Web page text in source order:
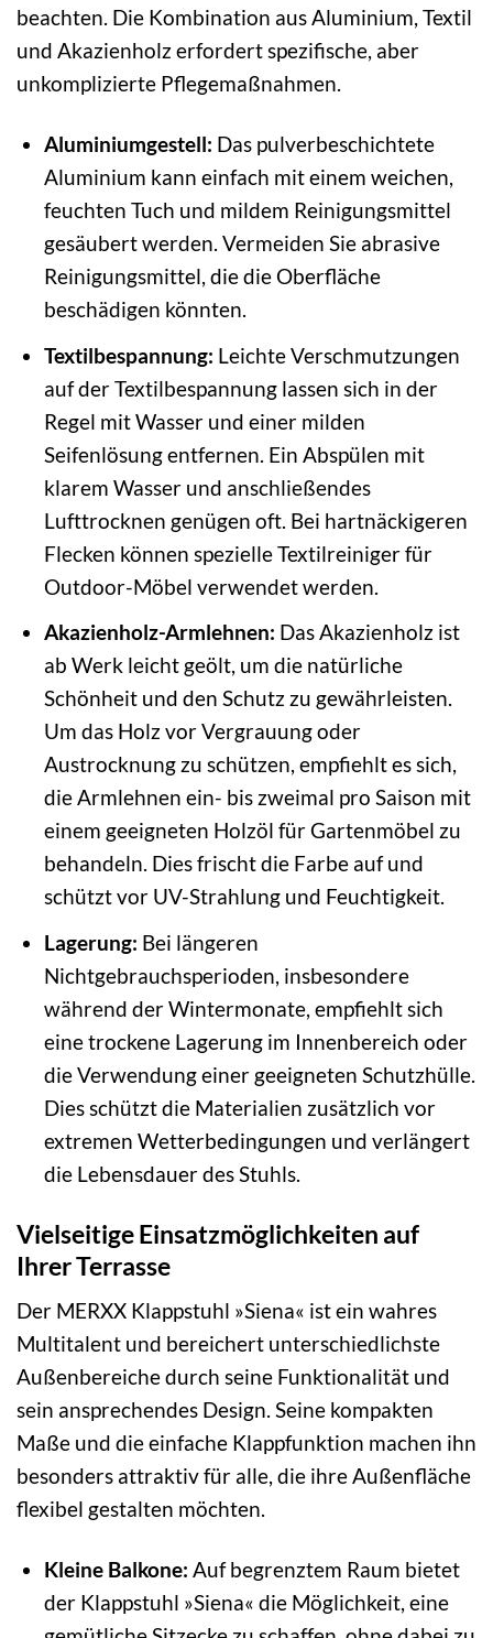
beachten. Die Kombination aus Aluminium, Textil
und Akazienholz erfordert spezifische, aber
unkomplizierte Pflegemaßnahmen.
Aluminiumgestell: Das pulverbeschichtete
Aluminium kann einfach mit einem weichen,
feuchten Tuch und mildem Reinigungsmittel
gesäubert werden. Vermeiden Sie abrasive
Reinigungsmittel, die die Oberfläche
beschädigen könnten.
Textilbespannung: Leichte Verschmutzungen
auf der Textilbespannung lassen sich in der
Regel mit Wasser und einer milden
Seifenlösung entfernen. Ein Abspülen mit
klarem Wasser und anschließendes
Lufttrocknen genügen oft. Bei hartnäckigeren
Flecken können spezielle Textilreiniger für
Outdoor-Möbel verwendet werden.
Akazienholz-Armlehnen: Das Akazienholz ist
ab Werk leicht geölt, um die natürliche
Schönheit und den Schutz zu gewährleisten.
Um das Holz vor Vergrauung oder
Austrocknung zu schützen, empfiehlt es sich,
die Armlehnen ein- bis zweimal pro Saison mit
einem geeigneten Holzöl für Gartenmöbel zu
behandeln. Dies frischt die Farbe auf und
schützt vor UV-Strahlung und Feuchtigkeit.
Lagerung: Bei längeren
Nichtgebrauchsperioden, insbesondere
während der Wintermonate, empfiehlt sich
eine trockene Lagerung im Innenbereich oder
die Verwendung einer geeigneten Schutzhülle.
Dies schützt die Materialien zusätzlich vor
extremen Wetterbedingungen und verlängert
die Lebensdauer des Stuhls.
Vielseitige Einsatzmöglichkeiten auf
Ihrer Terrasse
Der MERXX Klappstuhl »Siena« ist ein wahres
Multitalent und bereichert unterschiedlichste
Außenbereiche durch seine Funktionalität und
sein ansprechendes Design. Seine kompakten
Maße und die einfache Klappfunktion machen ihn
besonders attraktiv für alle, die ihre Außenfläche
flexibel gestalten möchten.
Kleine Balkone: Auf begrenztem Raum bietet
der Klappstuhl »Siena« die Möglichkeit, eine